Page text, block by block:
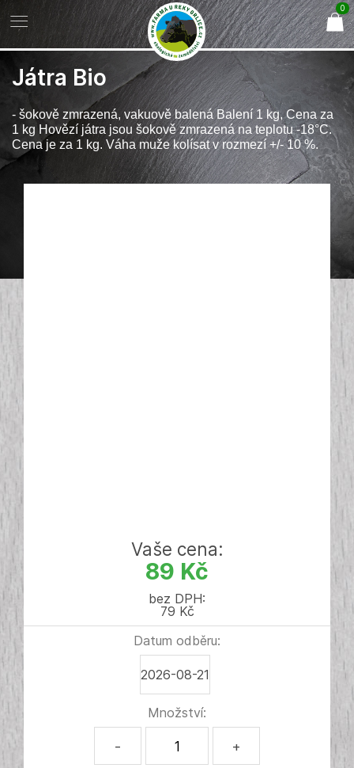
Játra Bio
- šokově zmrazená, vakuově balená Balení 1 kg, Cena za
1 kg Hovězí játra jsou šokově zmrazená na teplotu -18°C.
Cena je za 1 kg. Váha muže kolísat v rozmezí +/- 10 %.
Vaše cena:
89 Kč
bez DPH:
79 Kč
Datum odběru:
2026-08-21
Množství:
- +
0